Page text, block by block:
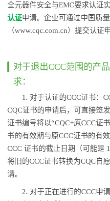
全元器件安全与EMC要求认证
认证申请。企业可通过中国质
（www.cqc.com.cn）提交认证
对于退出CCC范围的产
求：
1. 对于认证的CCC证书：
CQC证书的申请后，可直接签
证书编号将以“CQC+原CCC证
书的有效期与原CCC证书的有
CCC 证书的截止日期（可能是
将旧的CCC证书转换为CQC自
请。
2. 对于正在进行的CCC申